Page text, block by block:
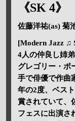
《SK 4》
佐藤洋祐(as) 菊
[Modern Jazz ♫
4人の仲良し姉
グレゴリー・ポ
手で俳優で作曲
年の2度、ベス
賞されていて、
フェスに出演さ